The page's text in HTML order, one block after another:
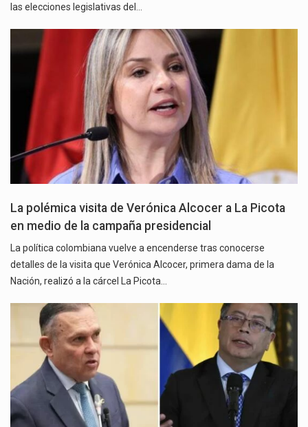
las elecciones legislativas del…
La polémica visita de Verónica Alcocer a La Picota
en medio de la campaña presidencial
La política colombiana vuelve a encenderse tras conocerse
detalles de la visita que Verónica Alcocer, primera dama de la
Nación, realizó a la cárcel La Picota…